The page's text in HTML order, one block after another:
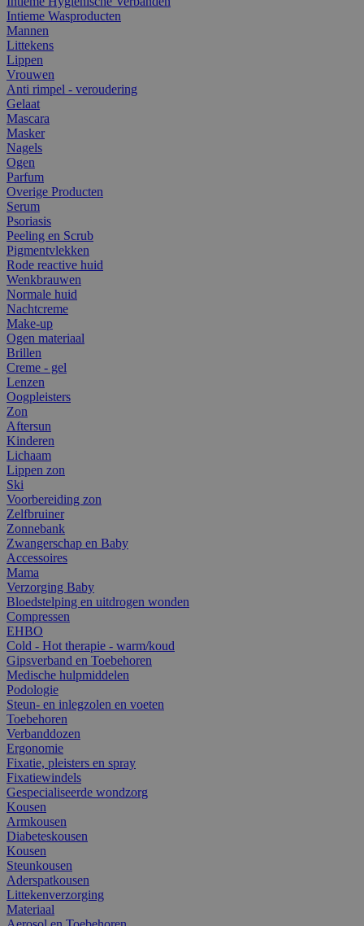
Intieme Wasproducten
Mannen
Littekens
Lippen
Vrouwen
Anti rimpel - veroudering
Gelaat
Mascara
Masker
Nagels
Ogen
Parfum
Overige Producten
Serum
Psoriasis
Peeling en Scrub
Pigmentvlekken
Rode reactive huid
Wenkbrauwen
Normale huid
Nachtcreme
Make-up
Ogen materiaal
Brillen
Creme - gel
Lenzen
Oogpleisters
Zon
Aftersun
Kinderen
Lichaam
Lippen zon
Ski
Voorbereiding zon
Zelfbruiner
Zonnebank
Zwangerschap en Baby
Accessoires
Mama
Verzorging Baby
Bloedstelping en uitdrogen wonden
Compressen
EHBO
Cold - Hot therapie - warm/koud
Gipsverband en Toebehoren
Medische hulpmiddelen
Podologie
Steun- en inlegzolen en voeten
Toebehoren
Verbanddozen
Ergonomie
Fixatie, pleisters en spray
Fixatiewindels
Gespecialiseerde wondzorg
Kousen
Armkousen
Diabeteskousen
Kousen
Steunkousen
Aderspatkousen
Littekenverzorging
Materiaal